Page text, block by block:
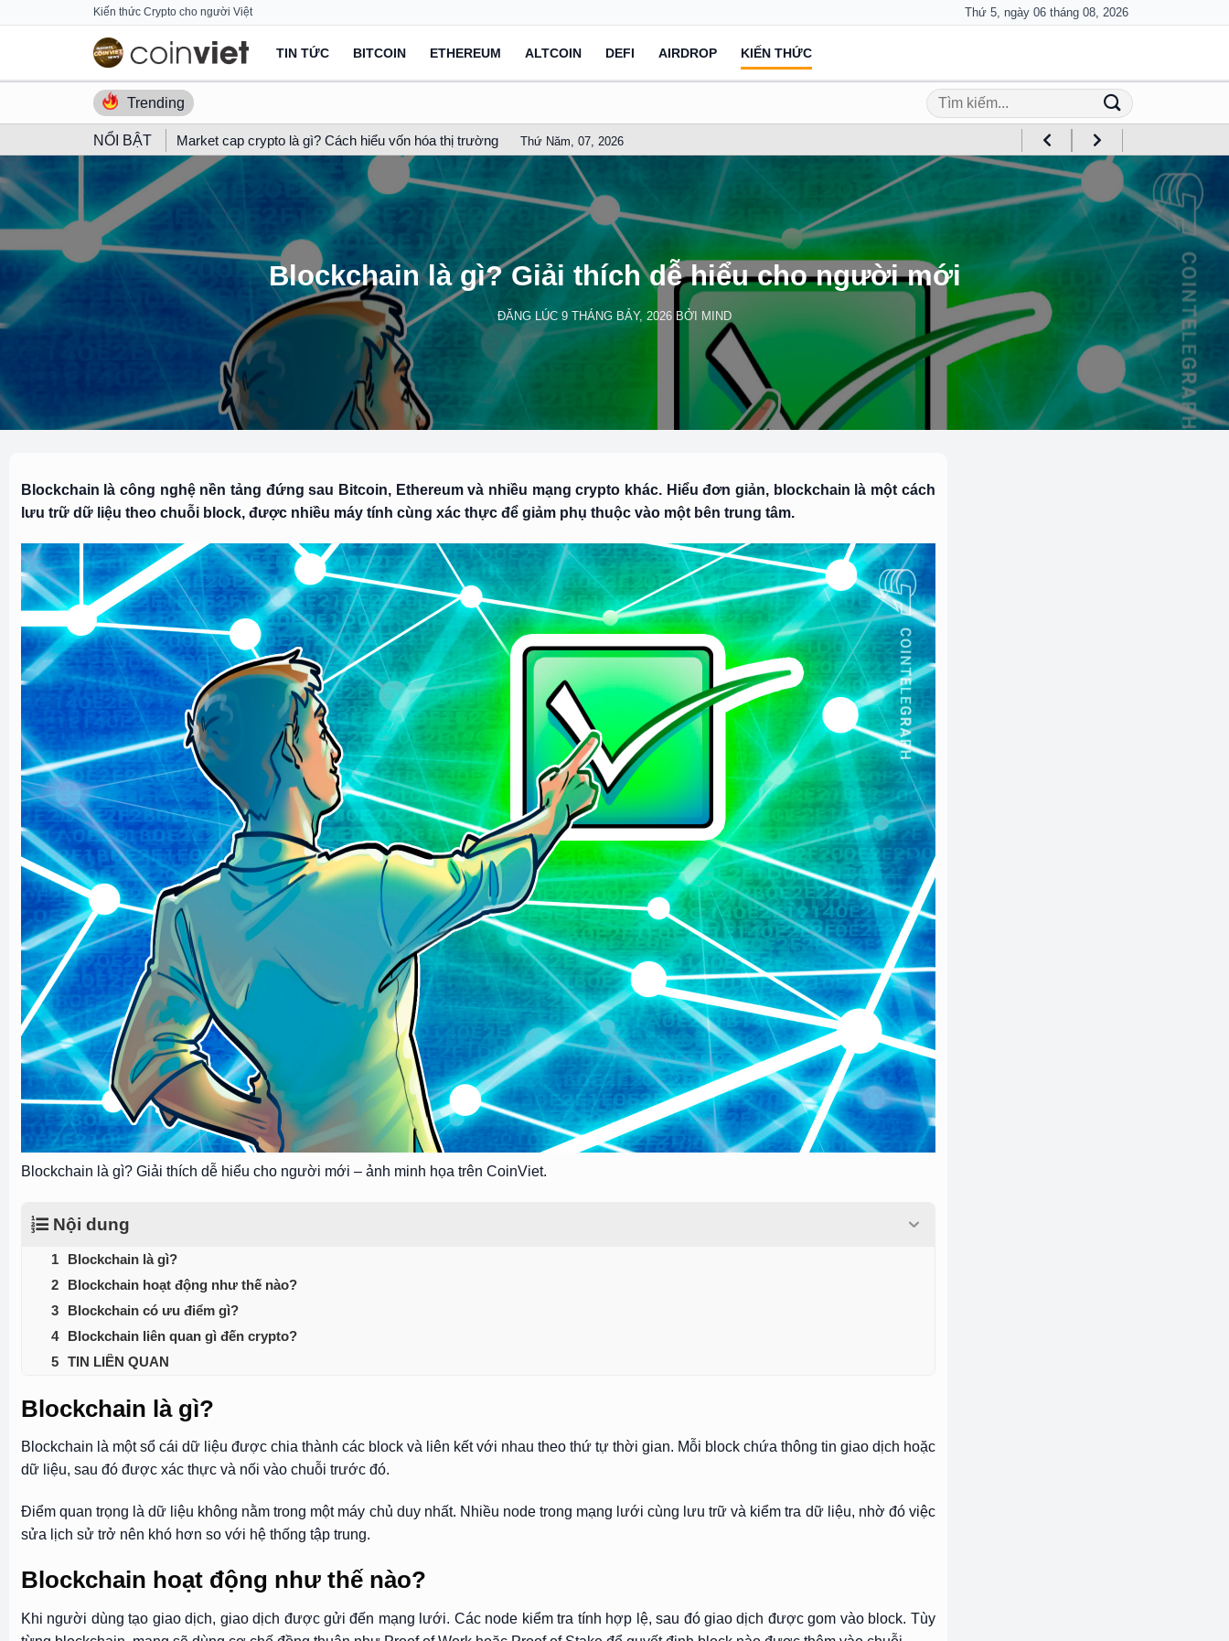
Kiến thức Crypto cho người Việt Thứ 5, ngày 06 tháng 08, 2026
TIN TỨC BITCOIN ETHEREUM ALTCOIN DEFI AIRDROP KIẾN THỨC
Trending
NỔI BẬT Market cap crypto là gì? Cách hiểu vốn hóa thị trường Thứ Năm, 07, 2026
Blockchain là gì? Giải thích dễ hiểu cho người mới
ĐĂNG LÚC 9 THÁNG BẢY, 2026 BỞI MIND
Blockchain là công nghệ nền tảng đứng sau Bitcoin, Ethereum và nhiều mạng crypto khác. Hiểu đơn giản, blockchain là một cách
lưu trữ dữ liệu theo chuỗi block, được nhiều máy tính cùng xác thực để giảm phụ thuộc vào một bên trung tâm.
Blockchain là gì? Giải thích dễ hiểu cho người mới – ảnh minh họa trên CoinViet.
Nội dung
Blockchain là gì?
Blockchain hoạt động như thế nào?
Blockchain có ưu điểm gì?
Blockchain liên quan gì đến crypto?
TIN LIÊN QUAN
Blockchain là gì?
Blockchain là một sổ cái dữ liệu được chia thành các block và liên kết với nhau theo thứ tự thời gian. Mỗi block chứa thông tin giao dịch hoặc
dữ liệu, sau đó được xác thực và nối vào chuỗi trước đó.
Điểm quan trọng là dữ liệu không nằm trong một máy chủ duy nhất. Nhiều node trong mạng lưới cùng lưu trữ và kiểm tra dữ liệu, nhờ đó việc
sửa lịch sử trở nên khó hơn so với hệ thống tập trung.
Blockchain hoạt động như thế nào?
Khi người dùng tạo giao dịch, giao dịch được gửi đến mạng lưới. Các node kiểm tra tính hợp lệ, sau đó giao dịch được gom vào block. Tùy